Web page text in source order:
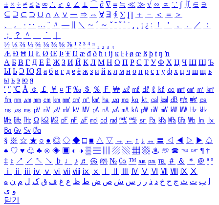
± × ÷ ≠ ≤ ≥ ∞ ∴ ♂ ♀ ∠ ⊥ ⌒ ∂ ∇ ≡ ≒ ≪ ≫ √ ∽ ∝ ∵ ∫ ∬ ∈ ∋
⊆ ⊇ ⊂ ⊃ ∪ ∩ ∧ ∨ ￢ ⇒ ⇔ ∀ ∃ ∮ ∑ ∏ ＋ － ＜ ＝
＞
、
。 · ‥ … ¨ 〃 ― ＼ ∼ ´ ～ ˇ ˘ ˝ ˚ ˙ ¸ ¡ ¿ ː ！ ＇ ， ． ／
：
；
？ ＾ ｀
½ ⅓ ⅔ ¼ ¾ ⅛ ⅜ ⅝ ⅞ ¹ ² ³ ⁴ ⁿ ₁ ₂ ₃ ₄
Æ Ð Ħ Ĳ Ł Ø Œ Þ Ŧ Ŋ æ đ ð ħ ı ĳ ĸ ŀ ł ø œ ß þ ŧ ŋ ŉ
А Б В Г Д Е Ё Ж З И Й К Л М Н О П Р С Т У Ф Х Ц Ч Ш Щ Ъ
Ы Ь Э Ю Я а б в г д е ё ж з и й к л м н о п р с т у ф х ц ч ш щ ъ
ы ь э ю я
′ ″ ℃ Å ￠ ￡ ￥ ¤ ℉ ‰ ＄ ％ Ｆ ￦ ㎕ ㎖ ㎗ ℓ ㎘ ㏄ ㎣ ㎤ ㎥ ㎦
㎙ ㎚ ㎛ ㎜ ㎝ ㎞ ㎟ ㎠ ㎡ ㎢ ㏊ ㎍ ㎎ ㎏ ㏏ ㎈ ㎉ ㏈ ㎧ ㎨ ㎰
㎱ ㎲ ㎳ ㎴ ㎵ ㎶ ㎷ ㎸ ㎹ ㎀ ㎁ ㎂ ㎃ ㎄ ㎺ ㎻ ㎽ ㎾ ㎿ ㎐ ㎑
㎒ ㎓ ㎔ Ω ㏀ ㏁ ㎊ ㎋ ㎌ ㏖ ㏅ ㎭ ㎮ ㎯ ㏛ ㎩ ㎪ ㎫ ㎬ ㏝ ㏐
㏓
㏃ ㏉ ㏜ ㏆
§ ※ ☆ ★ ○ ● ◎ ◇ ◆ □ ■ △ ▽ → ← ↑ ↓ ↔ 〓 ◁ ◀ ▷ ▶ ♤
♠ ♡ ♥ ♧ ♣ ⊙ ◈ ▣ ◐ ◑ ▒ ▤ ▨ ▧ ▦ ▩ ♨ ☏ ☎ ☜ ☞ ¶ †
‡ ↕ ↗ ↙ ↖ ↘ ♭ ♩ ♪ ♬ ㉿ ㈜ № ㏇ ™ ㏂ ㏘ ℡ ＃ ＆ ＊ ＠ ª º
ⅰ
ⅱ ⅲ ⅳ ⅴ ⅵ ⅶ ⅷ ⅸ ⅹ Ⅳ Ⅴ Ⅵ Ⅶ Ⅷ Ⅸ Ⅹ
ب ت ث ج ح خ د ذ ر ز س ش ص ض ط ظ ع غ ف ق ک ل م ن ه
و ی
닫기